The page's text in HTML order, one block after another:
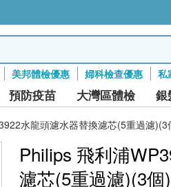
美邦體檢優惠 婦科檢查優惠 私
預防疫苗 大灣區體檢 銀
水龍頭濾水器替換濾芯(5重過濾)(3
Philips 飛利浦
濾芯(5重過濾)(3個